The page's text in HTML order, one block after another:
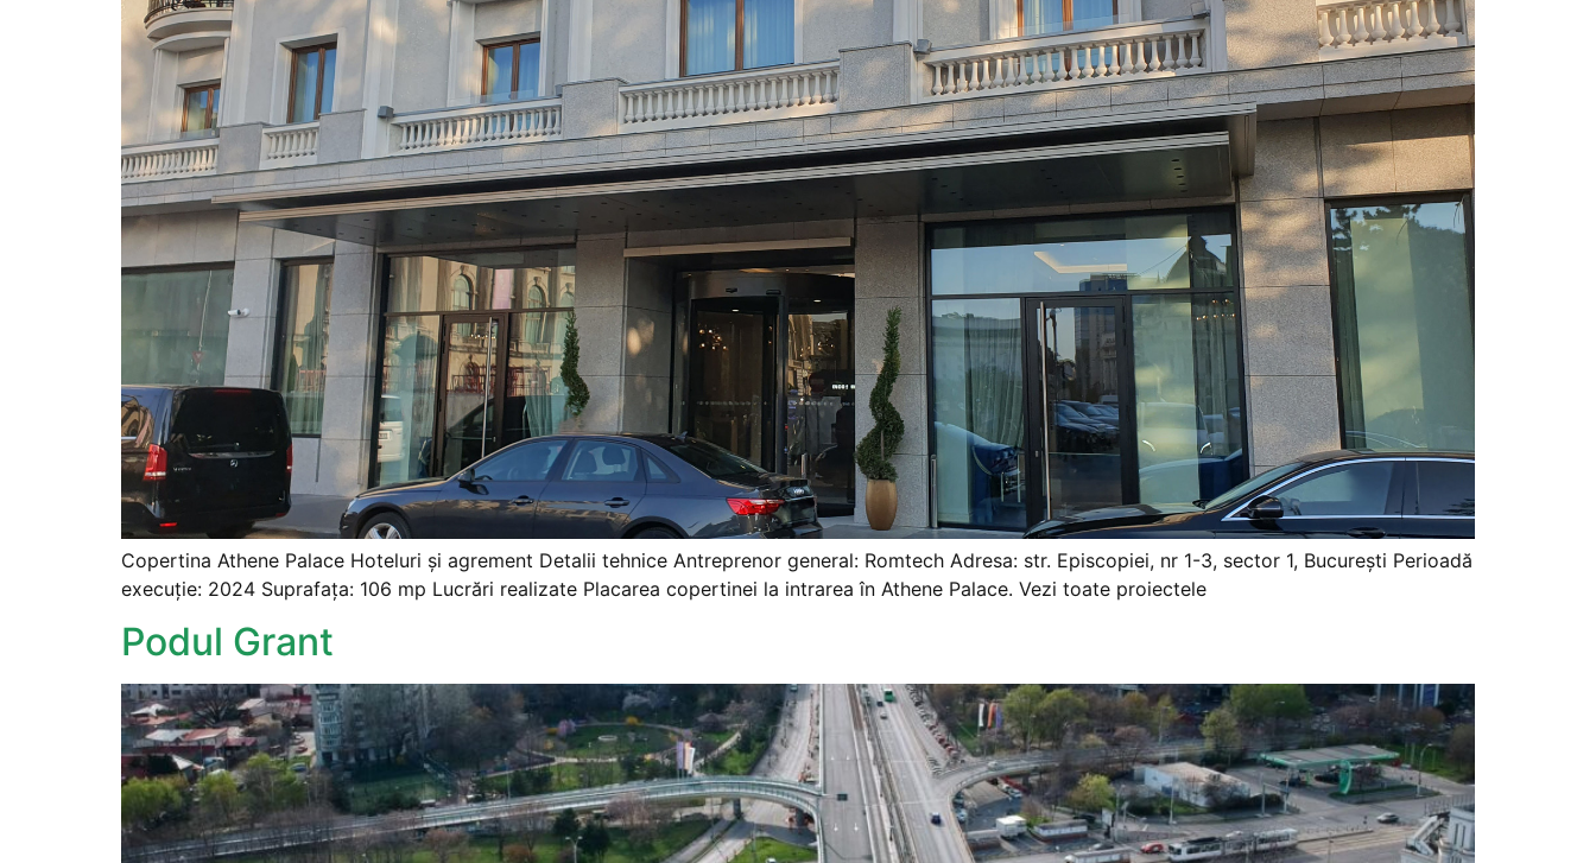
Copertina Athene Palace Hoteluri și agrement Detalii tehnice Antreprenor general: Romtech Adresa: str. Episcopiei, nr 1-3, sector 1, București Perioadă
execuție: 2024 Suprafața: 106 mp Lucrări realizate Placarea copertinei la intrarea în Athene Palace. Vezi toate proiectele
Podul Grant